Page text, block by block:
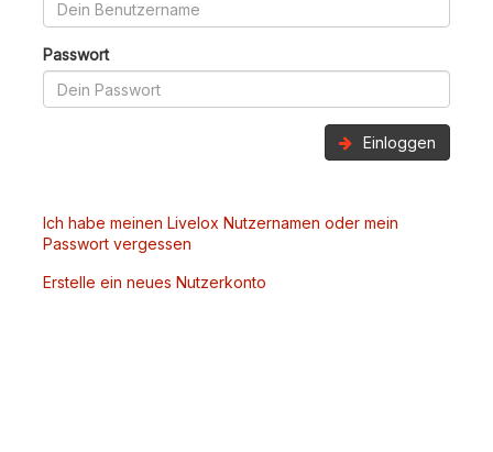
Passwort
Einloggen
Ich habe meinen Livelox Nutzernamen oder mein
Passwort vergessen
Erstelle ein neues Nutzerkonto